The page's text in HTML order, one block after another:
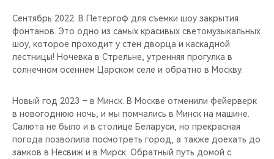
Сентябрь 2022. В Петергоф для съемки шоу закрытия
фонтанов. Это одно из самых красивых светомузыкальных
шоу, которое проходит у стен дворца и каскадной
лестницы! Ночевка в Стрельне, утренняя прогулка в
солнечном осеннем Царском селе и обратно в Москву.
Новый год 2023 – в Минск. В Москве отменили фейерверк
в новогоднюю ночь, и мы помчались в Минск на машине.
Салюта не было и в столице Беларуси, но прекрасная
погода позволила посмотреть город, а также доехать до
замков в Несвиж и в Мирск. Обратный путь домой с